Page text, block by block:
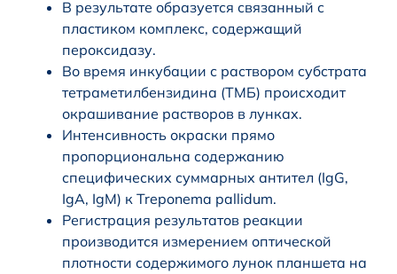
В результате образуется связанный с
пластиком комплекс, содержащий
пероксидазу.
Во время инкубации с раствором субстрата
тетраметилбензидина (ТМБ) происходит
окрашивание растворов в лунках.
Интенсивность окраски прямо
пропорциональна содержанию
специфических суммарных антител (IgG,
IgA, IgM) к Treponema pallidum.
Регистрация результатов реакции
производится измерением оптической
плотности содержимого лунок планшета на